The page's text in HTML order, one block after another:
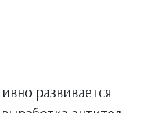
развивается